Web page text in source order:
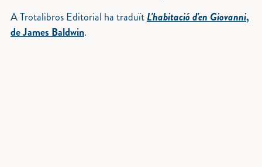
A Trotalibros Editorial ha traduïtL'habitació d'en Giovanni,
de James Baldwin.